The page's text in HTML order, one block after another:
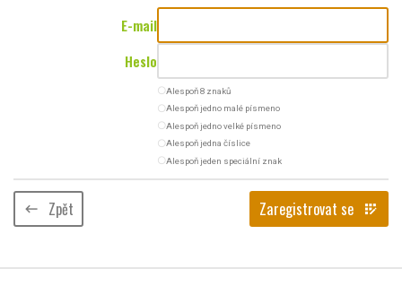
E-mail
Heslo
radio_button_uncheckedAlespoň 8 znaků
radio_button_uncheckedAlespoň jedno malé písmeno
radio_button_uncheckedAlespoň jedno velké písmeno
radio_button_uncheckedAlespoň jedna číslice
radio_button_uncheckedAlespoň jeden speciální znak
keyboard_backspace Zpět Zaregistrovat se app_registration